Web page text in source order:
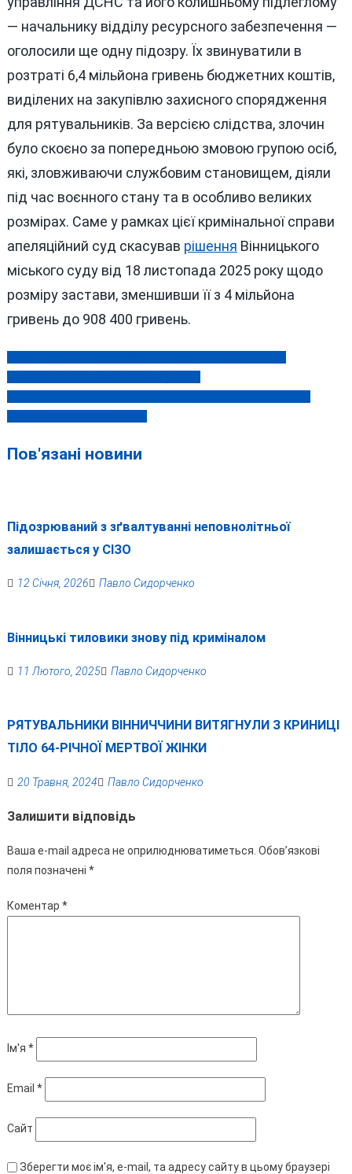
— начальнику відділу ресурсного забезпечення —
оголосили ще одну підозру. Їх звинуватили в
розтраті 6,4 мільйона гривень бюджетних коштів,
виділених на закупівлю захисного спорядження
для рятувальників. За версією слідства, злочин
було скоєно за попередньою змовою групою осіб,
які, зловживаючи службовим становищем, діяли
під час воєнного стану та в особливо великих
розмірах. Саме у рамках цієї кримінальної справи
апеляційний суд скасував рішення Вінницького
міського суду від 18 листопада 2025 року щодо
розміру застави, зменшивши її з 4 мільйона
гривень до 908 400 гривень.
Навігація
записів
Пов'язані новини
Підозрюваний з зґвалтуванні неповнолітньої
залишається у СІЗО
12 Січня, 2026 Павло Сидорченко
Вінницькі тиловики знову під криміналом
11 Лютого, 2025 Павло Сидорченко
РЯТУВАЛЬНИКИ ВІННИЧЧИНИ ВИТЯГНУЛИ З КРИНИЦІ
ТІЛО 64-РІЧНОЇ МЕРТВОЇ ЖІНКИ
20 Травня, 2024 Павло Сидорченко
Залишити відповідь
Ваша e-mail адреса не оприлюднюватиметься. Обов’язкові
поля позначені *
Коментар *
Ім'я *
Email *
Сайт
Зберегти моє ім'я, e-mail, та адресу сайту в цьому браузері